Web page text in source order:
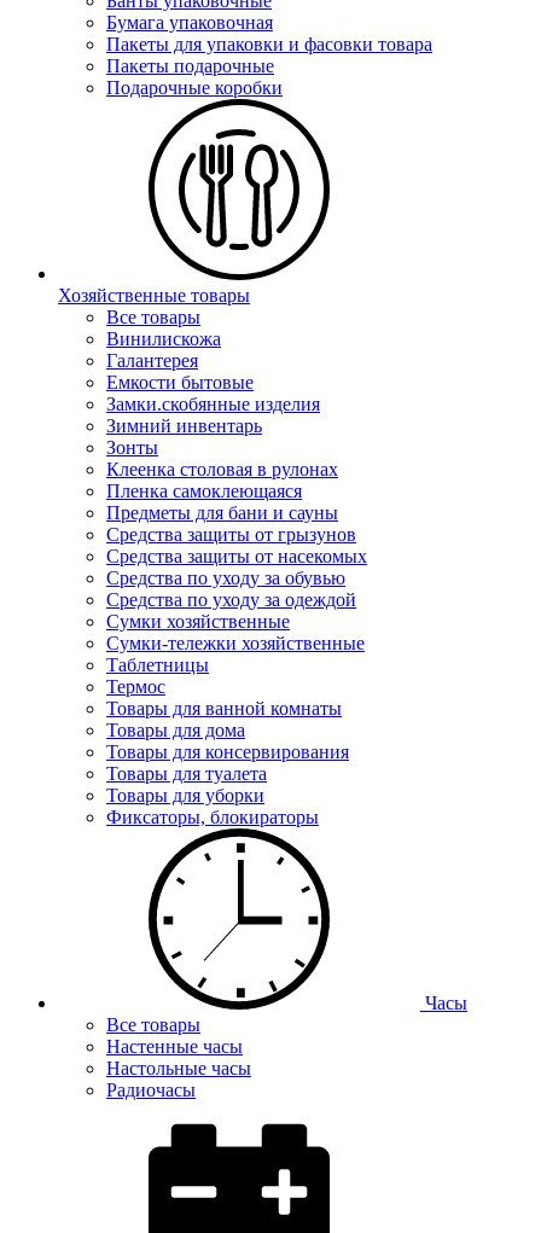
Бумага упаковочная
Пакеты для упаковки и фасовки товара
Пакеты подарочные
Подарочные коробки
Хозяйственные товары
Все товары
Винилискожа
Галантерея
Емкости бытовые
Замки.скобянные изделия
Зимний инвентарь
Зонты
Клеенка столовая в рулонах
Пленка самоклеющаяся
Предметы для бани и сауны
Средства защиты от грызунов
Средства защиты от насекомых
Средства по уходу за обувью
Средства по уходу за одеждой
Сумки хозяйственные
Сумки-тележки хозяйственные
Таблетницы
Термос
Товары для ванной комнаты
Товары для дома
Товары для консервирования
Товары для туалета
Товары для уборки
Фиксаторы, блокираторы
Часы
Все товары
Настенные часы
Настольные часы
Радиочасы